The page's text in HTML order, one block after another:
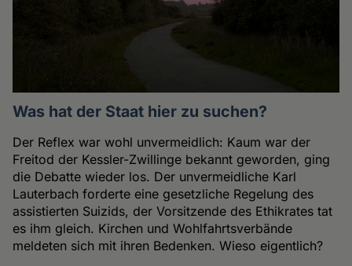
Was hat der Staat hier zu suchen?
Der Reflex war wohl unvermeidlich: Kaum war der
Freitod der Kessler-Zwillinge bekannt geworden, ging
die Debatte wieder los. Der unvermeidliche Karl
Lauterbach forderte eine gesetzliche Regelung des
assistierten Suizids, der Vorsitzende des Ethikrates tat
es ihm gleich. Kirchen und Wohlfahrtsverbände
meldeten sich mit ihren Bedenken. Wieso eigentlich?